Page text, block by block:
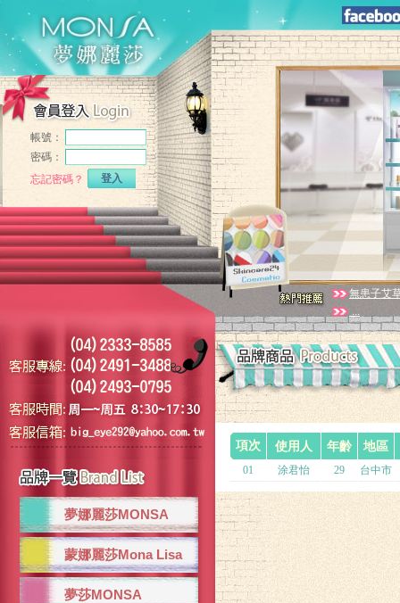
帳號：
密碼：
忘記密碼？
登入
無患子艾
...
夢娜麗莎MONSA
蒙娜麗莎Mona Lisa
夢莎MONSA
項次 使用人 年齡 地區
01 涂君怡 29 台中市